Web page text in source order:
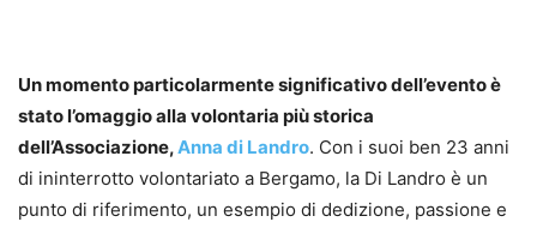
Un momento particolarmente significativo dell’evento è
stato l’omaggio alla volontaria più storica
dell’Associazione,Anna di Landro. Con i suoi ben 23 anni
di ininterrotto volontariato a Bergamo, la Di Landro è un
punto di riferimento, un esempio di dedizione, passione e